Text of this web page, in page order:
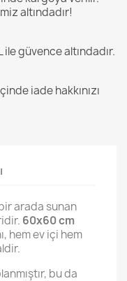
altındadır!
güvence altındadır.
iade hakkınızı
arada sunan
60x60 cm
hem ev içi hem
bu da